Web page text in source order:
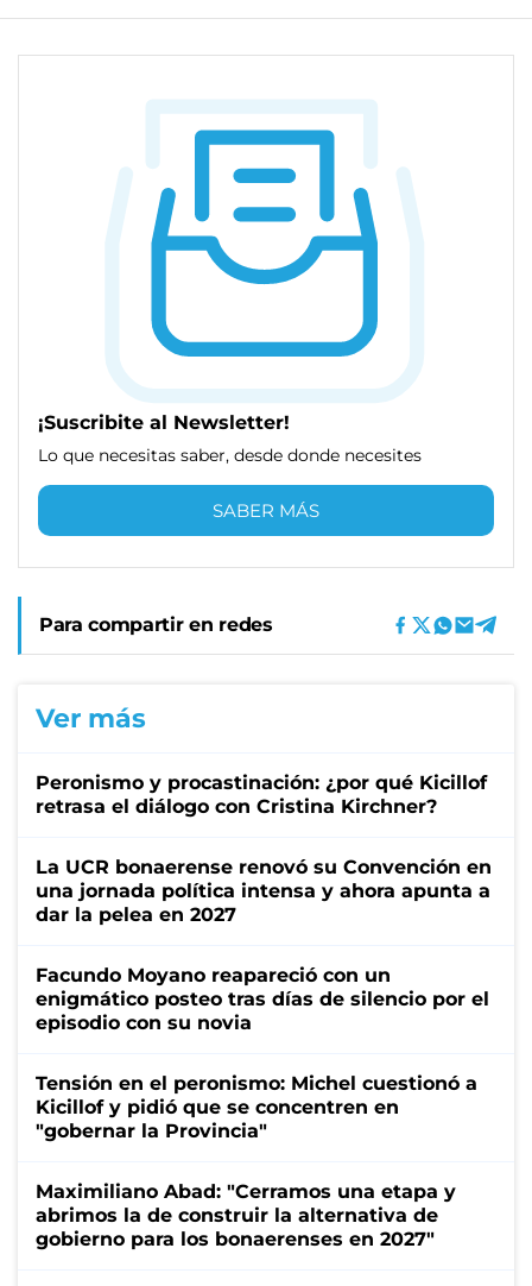
¡Suscribite al Newsletter!
Lo que necesitas saber, desde donde necesites
SABER MÁS
Para compartir en redes
Ver más
Peronismo y procastinación: ¿por qué Kicillof
retrasa el diálogo con Cristina Kirchner?
La UCR bonaerense renovó su Convención en
una jornada política intensa y ahora apunta a
dar la pelea en 2027
Facundo Moyano reapareció con un
enigmático posteo tras días de silencio por el
episodio con su novia
Tensión en el peronismo: Michel cuestionó a
Kicillof y pidió que se concentren en
"gobernar la Provincia"
Maximiliano Abad: "Cerramos una etapa y
abrimos la de construir la alternativa de
gobierno para los bonaerenses en 2027"